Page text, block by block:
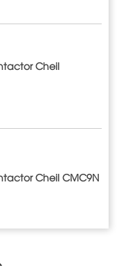
Cheil
Cheil CMC9N